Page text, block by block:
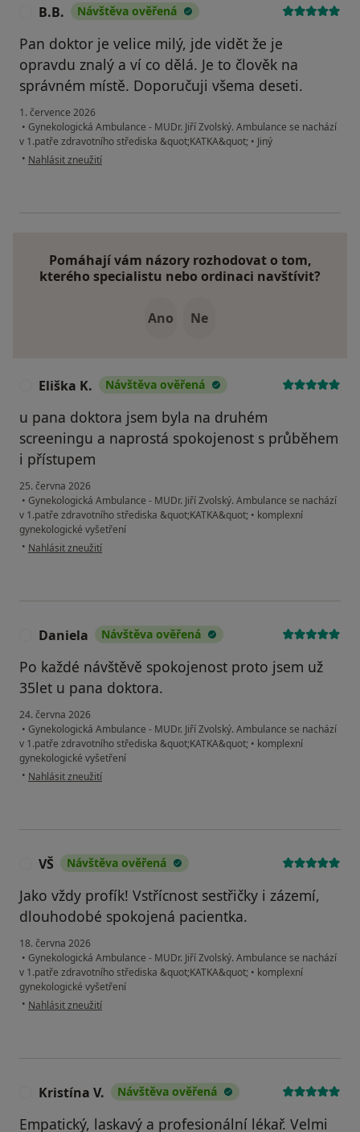
B.B. Návštěva ověřená
Pan doktor je velice milý, jde vidět že je
opravdu znalý a ví co dělá. Je to člověk na
správném místě. Doporučuji všema deseti.
1. července 2026
• Gynekologická Ambulance - MUDr. Jiří Zvolský. Ambulance se nachází
v 1.patře zdravotního střediska &quot;KATKA&quot; • Jiný
• podle názoru uživatele B.B.
Nahlásit zneužití
Pomáhají vám názory rozhodovat o tom,
kterého specialistu nebo ordinaci navštívit?
Ano Ne
Eliška K. Návštěva ověřená
u pana doktora jsem byla na druhém
screeningu a naprostá spokojenost s průběhem
i přístupem
25. června 2026
• Gynekologická Ambulance - MUDr. Jiří Zvolský. Ambulance se nachází
v 1.patře zdravotního střediska &quot;KATKA&quot; • komplexní
gynekologické vyšetření
• podle názoru uživatele Eliška K.
Nahlásit zneužití
Daniela Návštěva ověřená
Po každé návštěvě spokojenost proto jsem už
35let u pana doktora.
24. června 2026
• Gynekologická Ambulance - MUDr. Jiří Zvolský. Ambulance se nachází
v 1.patře zdravotního střediska &quot;KATKA&quot; • komplexní
gynekologické vyšetření
• podle názoru uživatele Daniela
Nahlásit zneužití
VŠ Návštěva ověřená
Jako vždy profík! Vstřícnost sestřičky i zázemí,
dlouhodobé spokojená pacientka.
18. června 2026
• Gynekologická Ambulance - MUDr. Jiří Zvolský. Ambulance se nachází
v 1.patře zdravotního střediska &quot;KATKA&quot; • komplexní
gynekologické vyšetření
• podle názoru uživatele VŠ
Nahlásit zneužití
Kristína V. Návštěva ověřená
Empatický, laskavý a profesionální lékař. Velmi